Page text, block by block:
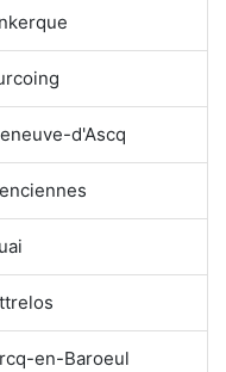
d'Ascq
en-Baroeul